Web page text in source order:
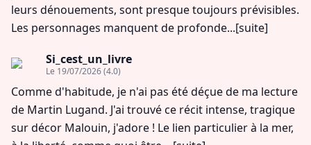
leurs dénouements, sont presque toujours prévisibles.
Les personnages manquent de profonde...[suite]
Si_cest_un_livre
Le 19/07/2026(4.0)
Comme d'habitude, je n'ai pas été déçue de ma lecture
de Martin Lugand. J'ai trouvé ce récit intense, tragique
sur décor Malouin, j'adore ! Le lien particulier à la mer,